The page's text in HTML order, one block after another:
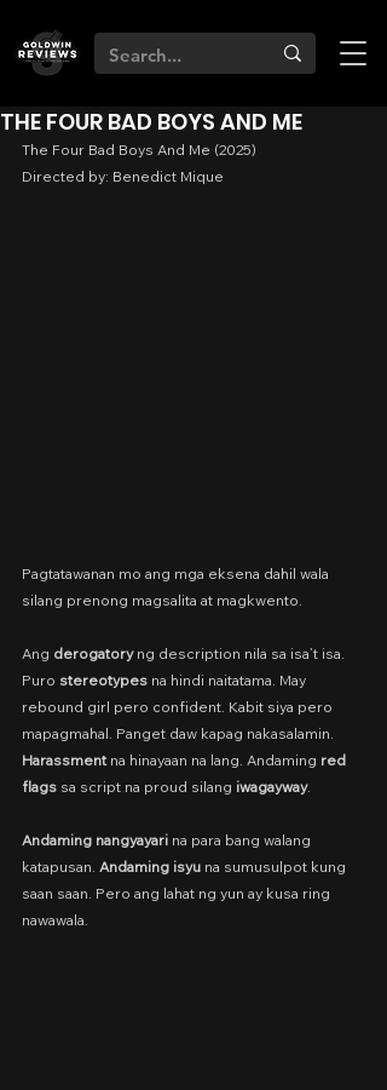
THE FOUR BAD BOYS AND ME
The Four Bad Boys And Me (2025)
Directed by: Benedict Mique
Pagtatawanan mo ang mga eksena dahil wala
silang prenong magsalita at magkwento.
Ang derogatory ng description nila sa isa’t isa.
Puro stereotypes na hindi naitatama. May
rebound girl pero confident. Kabit siya pero
mapagmahal. Panget daw kapag nakasalamin.
Harassment na hinayaan na lang. Andaming red
flags sa script na proud silang iwagayway.
Andaming nangyayari na para bang walang
katapusan. Andaming isyu na sumusulpot kung
saan saan. Pero ang lahat ng yun ay kusa ring
nawawala.